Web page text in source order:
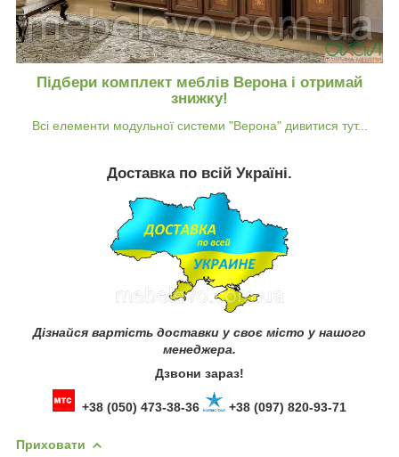
Підбери комплект меблів Верона і отримай
знижку!
Всі елементи модульної системи "Верона" дивитися тут...
Доставка по всій Україні.
Дізнайся вартість доставки у своє місто у нашого
менеджера.
Дзвони зараз!
+38 (050) 473-38-36 +38 (097) 820-93-71
Приховати